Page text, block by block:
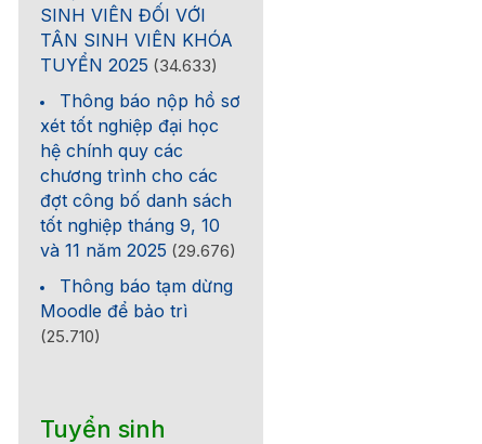
SINH VIÊN ĐỐI VỚI
TÂN SINH VIÊN KHÓA
TUYỂN 2025 (34.633)
Thông báo nộp hồ sơ
xét tốt nghiệp đại học
hệ chính quy các
chương trình cho các
đợt công bố danh sách
tốt nghiệp tháng 9, 10
và 11 năm 2025 (29.676)
Thông báo tạm dừng
Moodle để bảo trì
(25.710)
Tuyển sinh